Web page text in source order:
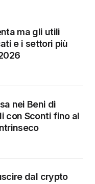
ma gli utili
e i settori più
nei Beni di
con Sconti fino al
dal crypto